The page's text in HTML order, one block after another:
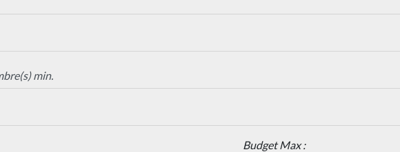
Budget Max :